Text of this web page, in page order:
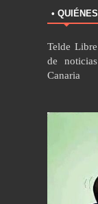
•
Telde
de
Canaria